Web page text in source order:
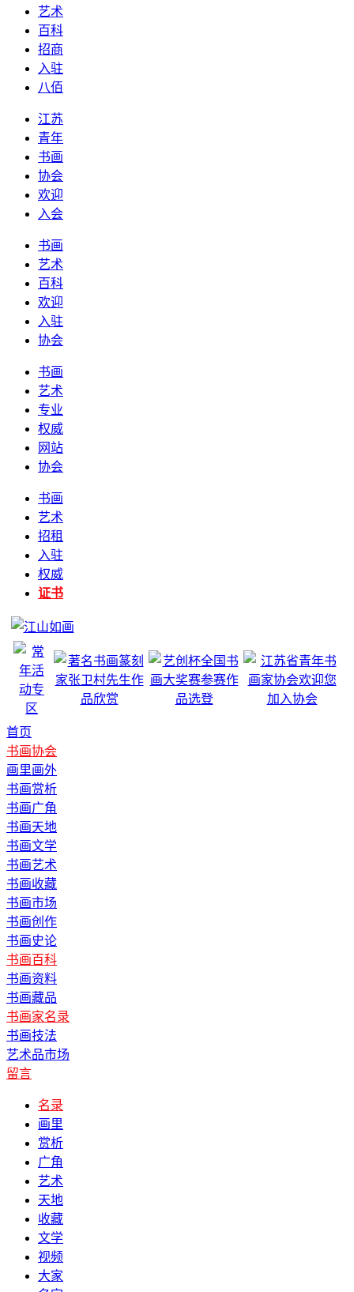
艺术
百科
招商
入驻
八佰
江苏
青年
书画
协会
欢迎
入会
书画
艺术
百科
欢迎
入驻
协会
书画
艺术
专业
权威
网站
协会
书画
艺术
招租
入驻
权威
证书
首页
书画协会
画里画外
书画赏析
书画广角
书画天地
书画文学
书画艺术
书画收藏
书画市场
书画创作
书画史论
书画百科
书画资料
书画藏品
书画家名录
书画技法
艺术品市场
留言
名录
画里
赏析
广角
艺术
天地
收藏
文学
视频
大家